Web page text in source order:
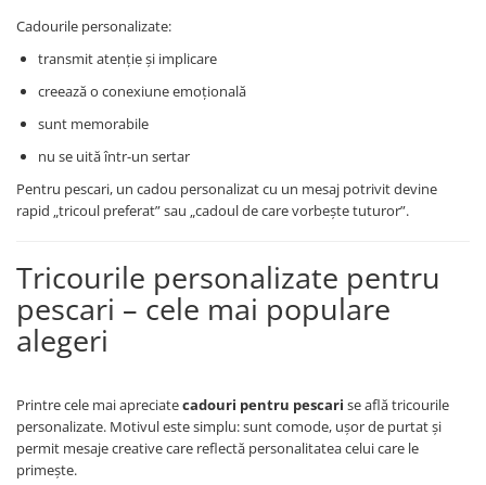
Cadourile personalizate:
transmit atenție și implicare
creează o conexiune emoțională
sunt memorabile
nu se uită într-un sertar
Pentru pescari, un cadou personalizat cu un mesaj potrivit devine
rapid „tricoul preferat” sau „cadoul de care vorbește tuturor”.
Tricourile personalizate pentru
pescari – cele mai populare
alegeri
Printre cele mai apreciatecadouri pentru pescari se află tricourile
personalizate. Motivul este simplu: sunt comode, ușor de purtat și
permit mesaje creative care reflectă personalitatea celui care le
primește.